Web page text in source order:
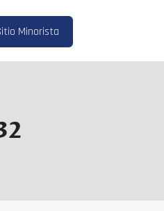
Minorista